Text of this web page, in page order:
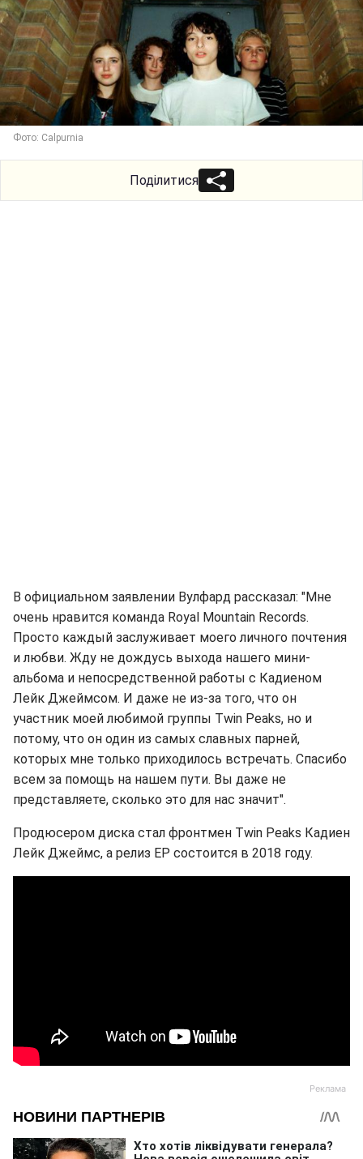
Фото: Calpurnia
Поділитися
В официальном заявлении Вулфард рассказал: "Мне
очень нравится команда Royal Mountain Records.
Просто каждый заслуживает моего личного почтения
и любви. Жду не дождусь выхода нашего мини-
альбома и непосредственной работы с Кадиеном
Лейк Джеймсом. И даже не из-за того, что он
участник моей любимой группы Twin Peaks, но и
потому, что он один из самых славных парней,
которых мне только приходилось встречать. Спасибо
всем за помощь на нашем пути. Вы даже не
представляете, сколько это для нас значит".
Продюсером диска стал фронтмен Twin Peaks Кадиен
Лейк Джеймс, а релиз EP состоится в 2018 году.